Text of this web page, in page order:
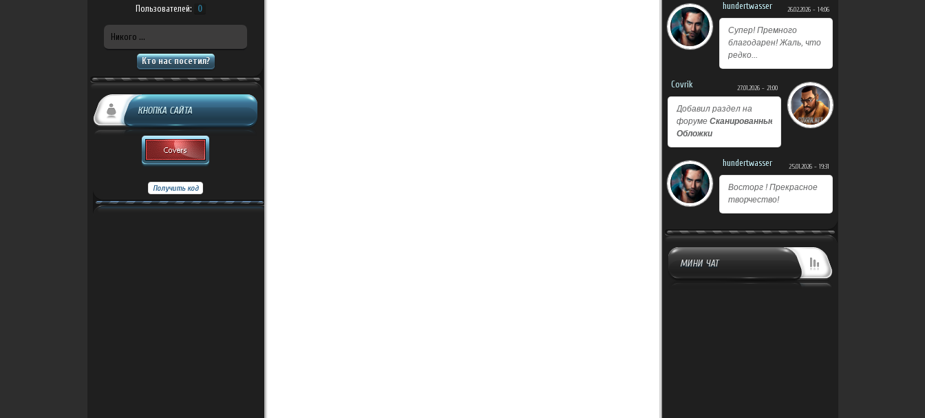
Пользователей: 0
Никого ...
Кто нас посетил?
КНОПКА САЙТА
hundertwasser 26.02.2026 - 14:06
Супер! Премного
благодарен! Жаль, что
редко...
Covrik 27.01.2026 - 21:00
Добавил раздел на
форуме Сканированные
Обложки
hundertwasser 25.01.2026 - 19:31
Восторг ! Прекрасное
творчество!
МИНИ ЧАТ